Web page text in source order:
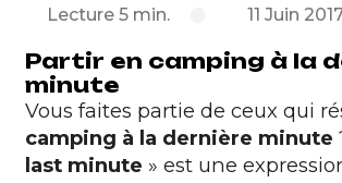
Lecture 5 min. 11 Juin
Partir en camping à la
minute
Vous faites partie de ceux qui
camping à la dernière minute
last minute » est une